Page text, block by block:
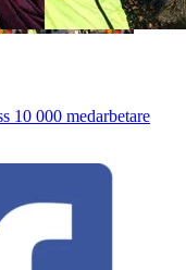
10 000 medarbetare